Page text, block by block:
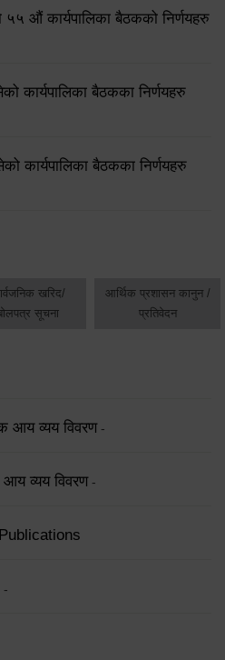
औं कार्यपालिका बैठकको निर्णयहरु
कार्यपालिका बैठकका निर्णयहरु
कार्यपालिका बैठकका निर्णयहरु
खरिद/
सूचना
आर्थिक प्रशासन कानुन /
प्रतिवेदन
आय व्यय विवरण -
व्यय विवरण -
Publications
-